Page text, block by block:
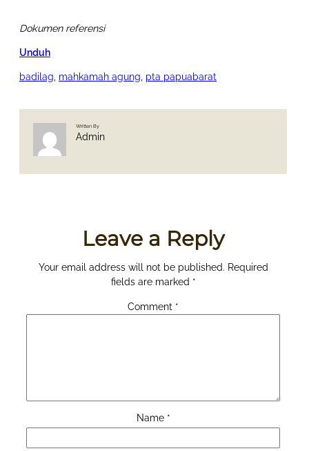
Dokumen referensi
Unduh
badilag, mahkamah agung, pta papuabarat
Written By
Admin
Leave a Reply
Your email address will not be published. Required
fields are marked *
Comment *
Name *